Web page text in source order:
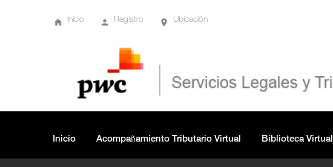
Inicio Registro Ubicación
Inicio Acompañamiento Tributario Virtual Biblioteca Virtual
Artículo 804 (...)
Artículo 805 Con bonos de financiamiento
persupuestal, bonos de financiamiento especial y